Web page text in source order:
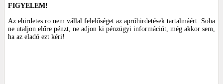
FIGYELEM!
Az ehirdetes.ro nem vállal felelőséget az apróhirdetések tartalmáért. Soha
ne utaljon előre pénzt, ne adjon ki pénzügyi információt, még akkor sem,
ha az eladó ezt kéri!